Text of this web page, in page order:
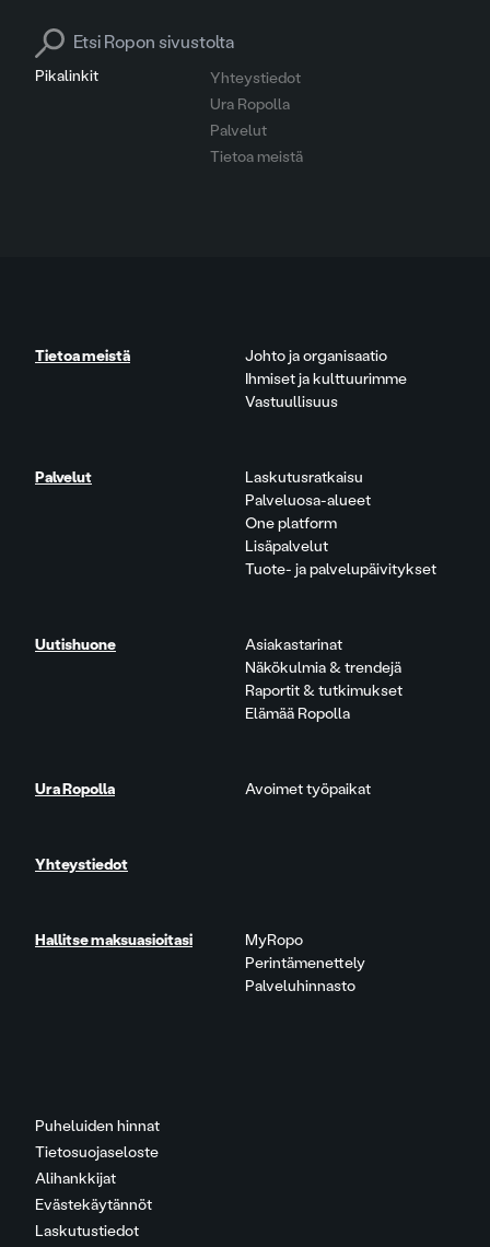
Pikalinkit
Yhteystiedot
Ura Ropolla
Palvelut
Tietoa meistä
Search for:
Puheluiden hinnat
Tietosuojaseloste
Alihankkijat
Evästekäytännöt
Laskutustiedot
Tietoa meistä
Johto ja organisaatio
Ihmiset ja kulttuurimme
Vastuullisuus
Palvelut
Laskutusratkaisu
Palveluosa-alueet
One platform
Lisäpalvelut
Tuote- ja palvelupäivitykset
Uutishuone
Asiakastarinat
Näkökulmia & trendejä
Raportit & tutkimukset
Elämää Ropolla
Ura Ropolla Avoimet työpaikat
Yhteystiedot
Hallitse maksuasioitasi
MyRopo
Perintämenettely
Palveluhinnasto